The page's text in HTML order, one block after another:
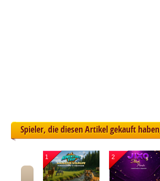
Spieler, die diesen Artikel gekauft
1 2